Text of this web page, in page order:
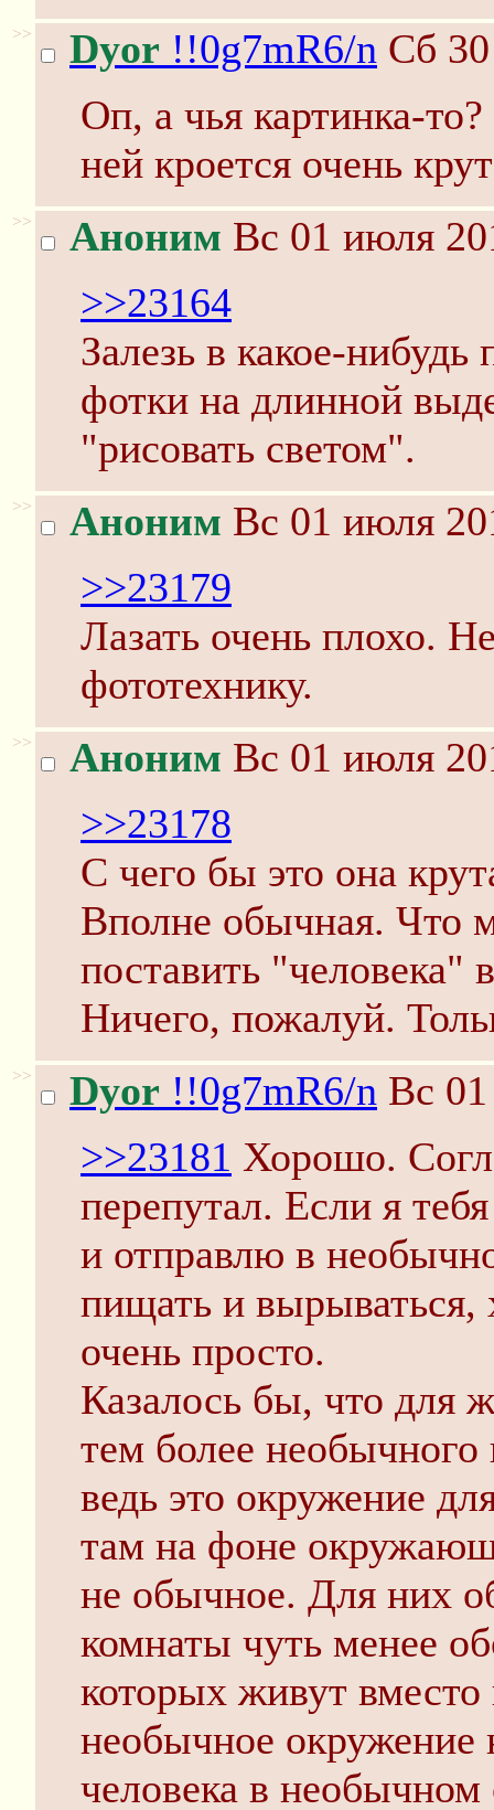
>> Dyor !!0g7mR6/n Сб
Оп, а чья картинка-
ней кроется очень
>> Аноним Вс 01 июля
>>23164
Залезь в какое-
фотки на длинной
"рисовать светом".
>> Аноним Вс 01 июля
>>23179
Лазать очень плохо.
фототехнику.
>> Аноним Вс 01 июля
>>23178
C чего бы это она
Вполне обычная. Что
поставить "человека"
Ничего, пожалуй.
>> Dyor !!0g7mR6/n Вс
>>23181 Хорошо.
перепутал. Если я
и отправлю в
пищать и вырываться,
очень просто.
Казалось бы, что для
тем более
ведь это окружение
там на фоне
не обычное. Для них
комнаты чуть менее
которых живут
необычное окружение
человека в